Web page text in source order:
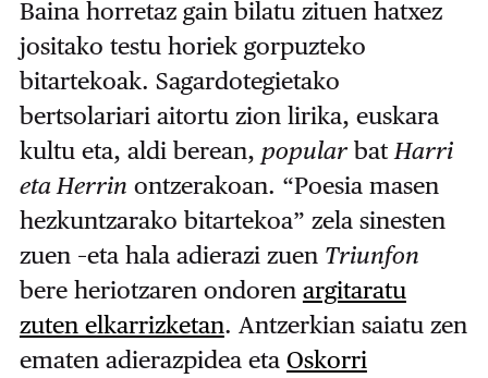
Baina horretaz gain bilatu zituen hatxez
jositako testu horiek gorpuzteko
bitartekoak. Sagardotegietako
bertsolariari aitortu zion lirika, euskara
kultu eta, aldi berean, popularbat Harri
eta Herrin ontzerakoan. “Poesia masen
hezkuntzarako bitartekoa” zela sinesten
zuen –eta hala adierazi zuen Triunfon
bere heriotzaren ondoren argitaratu
zuten elkarrizketan. Antzerkian saiatu zen
ematen adierazpidea eta Oskorri